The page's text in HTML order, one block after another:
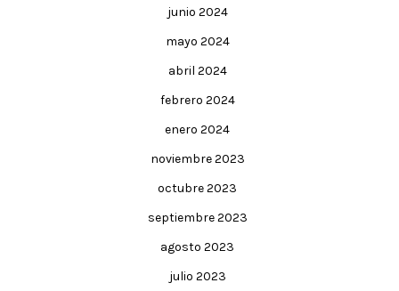
junio 2024
mayo 2024
abril 2024
febrero 2024
enero 2024
noviembre 2023
octubre 2023
septiembre 2023
agosto 2023
julio 2023